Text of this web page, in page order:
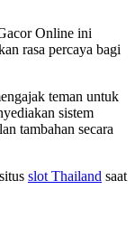
Online ini
rasa percaya bagi
teman untuk
sistem
tambahan secara
slot Thailand saat